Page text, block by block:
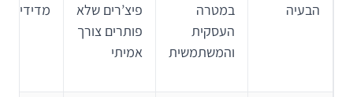
הבעיה
במטרה
העסקית
והמשתמשית
פיצ’רים שלא
פותרים צורך
אמיתי
מדידים